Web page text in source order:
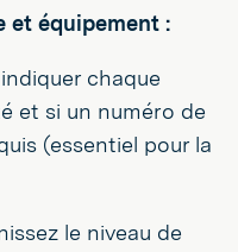
et équipement :
chaque
et si un numéro de
(essentiel pour la
le niveau de